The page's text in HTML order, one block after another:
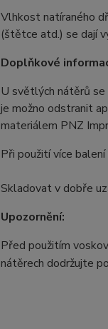
Vlhkost natíraného
(štětce atd.) se dají
Doplňkové
U světlých nátěrů se
je možno odstranit
materiálem PNZ
Při použití více
Skladovat v dobře
Upozornění:
Před použitím
nátěrech dodržujte